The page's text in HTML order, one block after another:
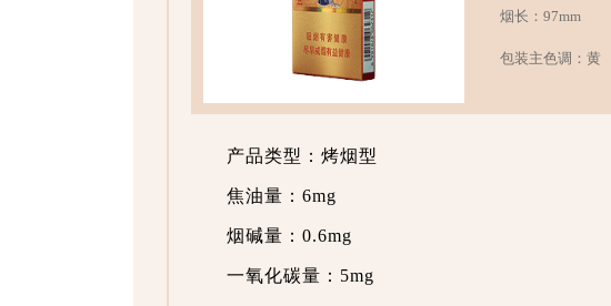
烟长：97mm
包装主色调：黄
产品类型：烤烟型
焦油量：6mg
烟碱量：0.6mg
一氧化碳量：5mg